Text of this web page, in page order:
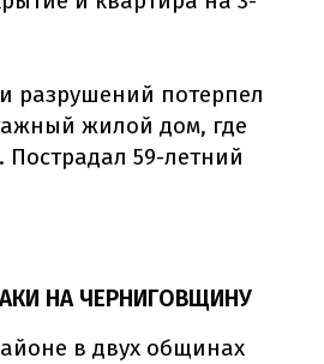
разрушений потерпел
жилой дом, где
Пострадал 59-летний
НА ЧЕРНИГОВЩИНУ
в двух общинах